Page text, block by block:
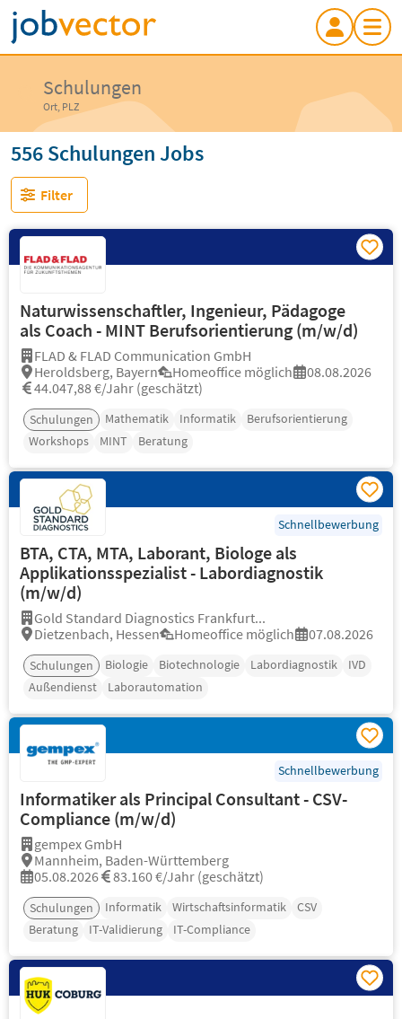
Schulungen
Ort, PLZ
556 Schulungen Jobs
Filter
Naturwissenschaftler, Ingenieur, Pädagoge
als Coach - MINT Berufsorientierung (m/w/d)
FLAD & FLAD Communication GmbH
Heroldsberg, Bayern
Homeoffice möglich
08.08.2026
44.047,88 €/Jahr (geschätzt)
Schulungen Mathematik Informatik
Berufsorientierung
Workshops
MINT Beratung
Schnellbewerbung
BTA, CTA, MTA, Laborant, Biologe als
Applikationsspezialist - Labordiagnostik
(m/w/d)
Gold Standard Diagnostics Frankfurt...
Dietzenbach, Hessen
Homeoffice möglich 07.08.2026
Schulungen Biologie Biotechnologie Labordiagnostik
IVD
Außendienst
Laborautomation
Schnellbewerbung
Informatiker als Principal Consultant - CSV-
Compliance (m/w/d)
gempex GmbH
Mannheim, Baden-Württemberg
05.08.2026
83.160 €/Jahr (geschätzt)
Schulungen Informatik Wirtschaftsinformatik
CSV
Beratung
IT-Validierung IT-Compliance